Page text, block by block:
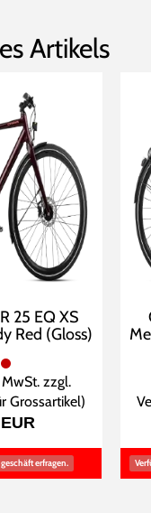
Artikels
25 EQ XS
Red (Gloss)
zzgl.
Grossartikel)
erfragen.